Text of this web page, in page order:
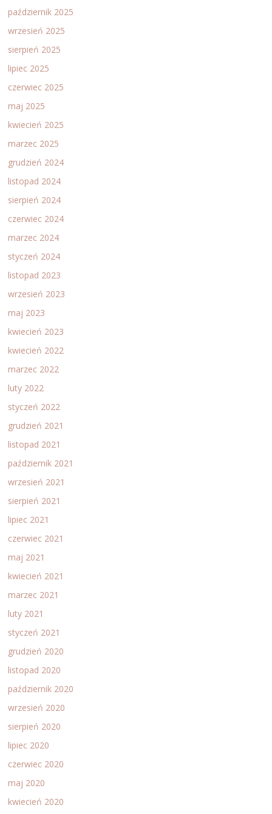
październik 2025
wrzesień 2025
sierpień 2025
lipiec 2025
czerwiec 2025
maj 2025
kwiecień 2025
marzec 2025
grudzień 2024
listopad 2024
sierpień 2024
czerwiec 2024
marzec 2024
styczeń 2024
listopad 2023
wrzesień 2023
maj 2023
kwiecień 2023
kwiecień 2022
marzec 2022
luty 2022
styczeń 2022
grudzień 2021
listopad 2021
październik 2021
wrzesień 2021
sierpień 2021
lipiec 2021
czerwiec 2021
maj 2021
kwiecień 2021
marzec 2021
luty 2021
styczeń 2021
grudzień 2020
listopad 2020
październik 2020
wrzesień 2020
sierpień 2020
lipiec 2020
czerwiec 2020
maj 2020
kwiecień 2020